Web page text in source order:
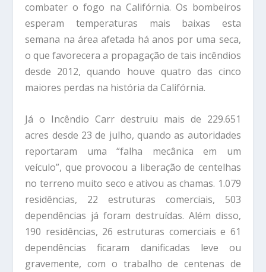
combater o fogo na Califórnia. Os bombeiros
esperam temperaturas mais baixas esta
semana na área afetada há anos por uma seca,
o que favorecera a propagação de tais incêndios
desde 2012, quando houve quatro das cinco
maiores perdas na história da Califórnia.
Já o Incêndio Carr destruiu mais de 229.651
acres desde 23 de julho, quando as autoridades
reportaram uma “falha mecânica em um
veículo”, que provocou a liberação de centelhas
no terreno muito seco e ativou as chamas. 1.079
residências, 22 estruturas comerciais, 503
dependências já foram destruídas. Além disso,
190 residências, 26 estruturas comerciais e 61
dependências ficaram danificadas leve ou
gravemente, com o trabalho de centenas de